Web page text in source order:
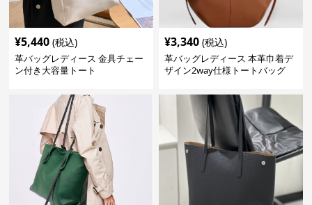
¥5,440 (税込)
革バッグレディース 金具チェー
ン付き大容量トート
¥3,340 (税込)
革バッグレディース 本革巾着デ
ザイン2way仕様トートバッグ